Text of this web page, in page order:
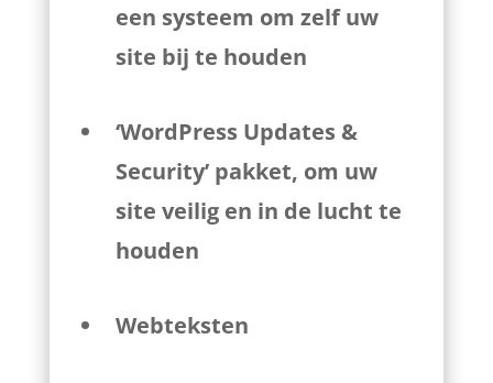
een systeem om zelf uw
site bij te houden
‘WordPress Updates &
Security’ pakket, om uw
site veilig en in de lucht te
houden
Webteksten